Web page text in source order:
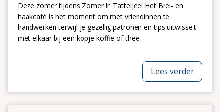
Deze zomer tijdens Zomer !n Tatteljee! Het Brei- en
haakcafé is het moment om met vriendinnen te
handwerken terwijl je gezellig patronen en tips uitwisselt
met elkaar bij een kopje koffie of thee.
Lees verder